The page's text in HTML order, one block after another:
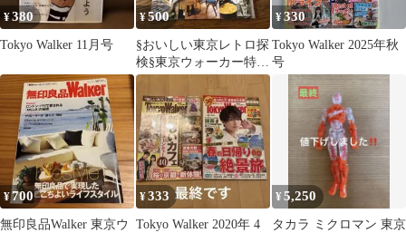
¥380
Tokyo Walker 11月号
¥500
§おいしい東京レトロ探
検§東京ウォーカー特別
編集§
¥330
Tokyo Walker 2025年秋
号
¥700
無印良品Walker 東京ウ
¥333
Tokyo Walker 2020年 4
¥5,250
タカラ ミクロマン 東京